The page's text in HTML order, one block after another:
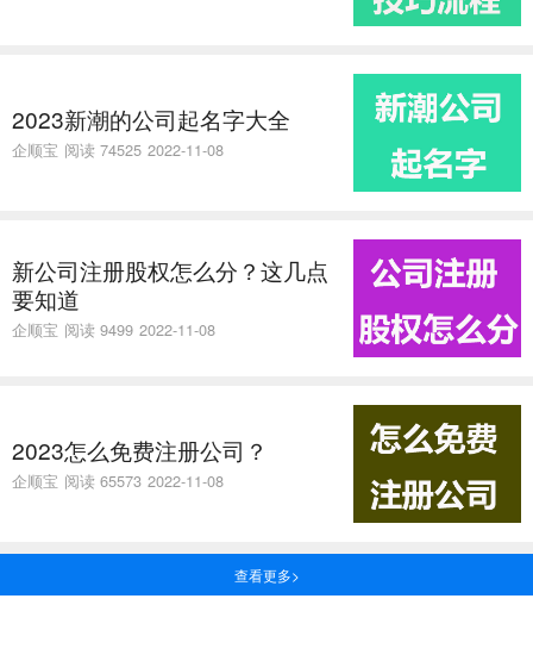
2023新潮的公司起名字大全
企顺宝 阅读 74525 2022-11-08
新公司注册股权怎么分？这几点
要知道
企顺宝 阅读 9499 2022-11-08
2023怎么免费注册公司？
企顺宝 阅读 65573 2022-11-08
查看更多>